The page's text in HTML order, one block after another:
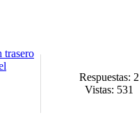
trasero
Respuestas: 2
Vistas: 531